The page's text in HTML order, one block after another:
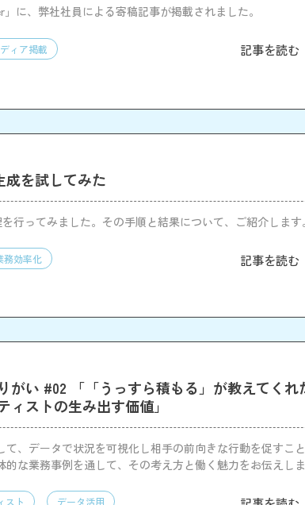
に、弊社社員による寄稿記事が掲載されました。
ィア掲載 記事を読む
成を試してみた
行ってみました。その手順と結果について、ご紹介します。
務効率化 記事を読む
い #02 「「うっすら積もる」が教えてくれ
ストの生み出す価値」
て、データで状況を可視化し相手の前向きな行動を促すこ
な業務事例を通して、その考え方と働く魅力をお伝えしま
スト データ活用